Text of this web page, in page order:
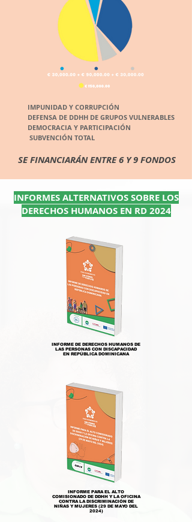
IMPUNIDAD Y CORRUPCIÓN
DEFENSA DE DDHH DE GRUPOS VULNERABLES
DEMOCRACIA Y PARTICIPACIÓN
SUBVENCIÓN TOTAL
SE FINANCIARÁN ENTRE 6 Y 9 FONDOS
INFORMES ALTERNATIVOS SOBRE LOS
DERECHOS HUMANOS EN RD 2024
INFORME DE DERECHOS HUMANOS DE
LAS PERSONAS CON DISCAPACIDAD
EN REPÚBLICA DOMINICANA
INFORME PARA EL ALTO
COMISIONADO DE DDHH Y LA OFICINA
CONTRA LA DISCRIMINACIÓN DE
NIÑAS Y MUJERES (29 DE MAYO DEL
2024)